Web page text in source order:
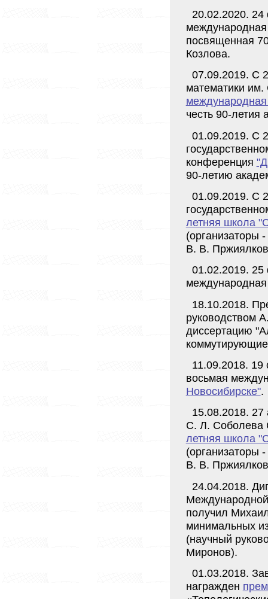
20.02.2020.
посвященная
Козлова.
07.09.2019. С
математики
честь 90-летия
01.09.2019. С
конференция
90-летию
01.09.2019. С
летняя школа
В. В.
01.02.2019. 25
18.10.2018.
руководством
диссертацию
коммутирующие
11.09.2018. 19
восьмая
Новосибирске".
15.08.2018. 27
С. Л. Соболева
летняя школа
В. В.
24.04.2018.
получил
минимальных
(научный
Миронов).
01.03.2018.
награжден